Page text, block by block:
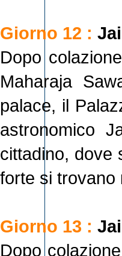
Giorno 12 :
Dopo
Maharaja
palace, il
astronomico
cittadino, dove
forte si trovano
Giorno 13 :
Dopo